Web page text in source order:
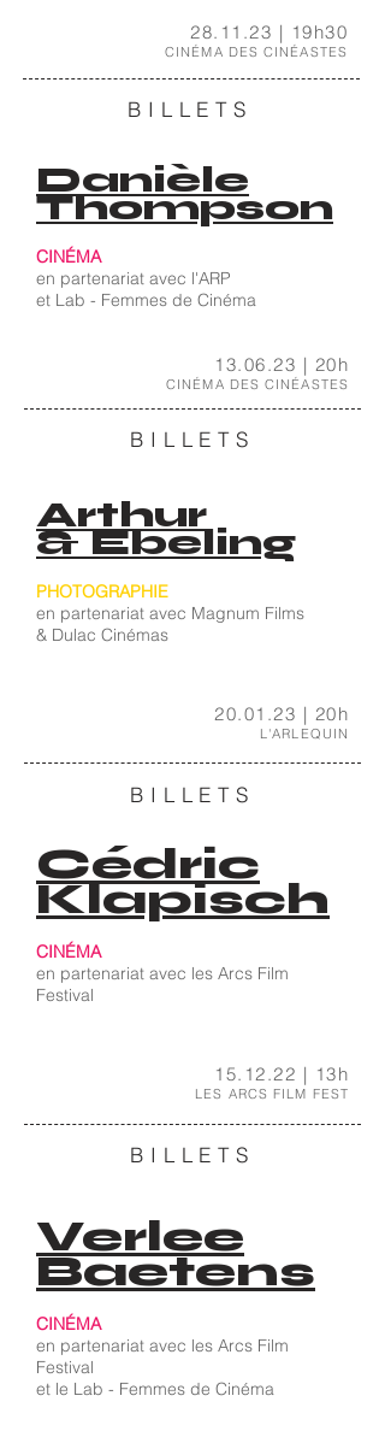
28.11.23 | 19h30
CINÉMA DES CINÉASTES
BILLETS
Danièle
Thompson
CINÉMA
en partenariat avec l'ARP
et Lab - Femmes de Cinéma
13.06.23 | 20h
CINÉMA DES CINÉASTES
BILLETS
Arthur
& Ebeling
PHOTOGRAPHIE
en partenariat avec Magnum Films
& Dulac Cinémas
20.01.23 | 20h
L'ARLEQUIN
BILLETS
Cédric
Klapisch
CINÉMA
en partenariat avec les Arcs Film
Festival
15.12.22 | 13h
LES ARCS FILM FEST
BILLETS
Verlee
Baetens
CINÉMA
en partenariat avec les Arcs Film
Festival
et le Lab - Femmes de Cinéma